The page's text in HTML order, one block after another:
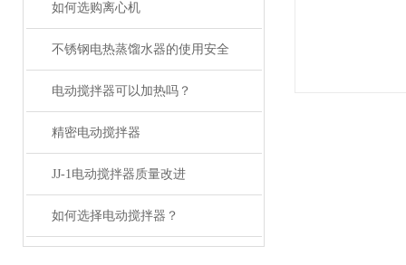
如何选购离心机
不锈钢电热蒸馏水器的使用安全
电动搅拌器可以加热吗？
精密电动搅拌器
JJ-1电动搅拌器质量改进
如何选择电动搅拌器？